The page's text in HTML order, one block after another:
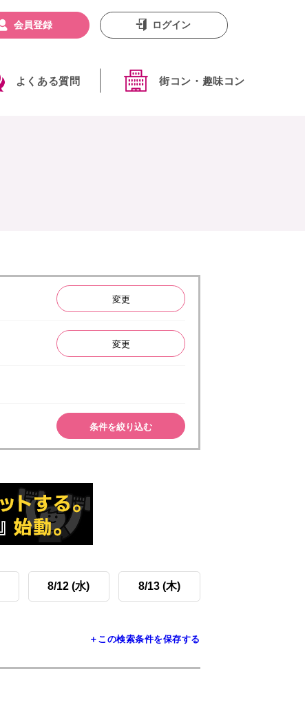
よくある質問 街コン・趣味コン
会員登録 ログイン
変更
変更
条件を絞り込む
8/12 (水) 8/13 (木)
＋この検索条件を保存する